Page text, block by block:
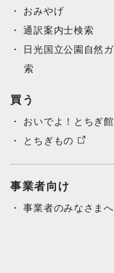
おみやげ
通訳案内士検索
日光国立公園自然
索
買う
おいでよ！とちぎ館
とちぎもの
事業者向け
事業者のみなさまへ